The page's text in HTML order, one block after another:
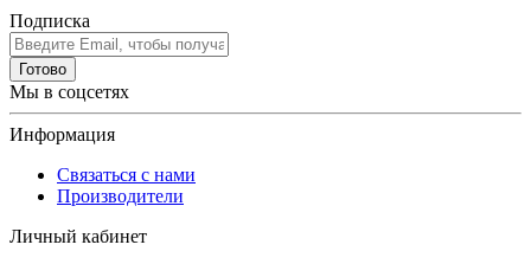
Подписка
Готово
Мы в соцсетях
Информация
Связаться с нами
Производители
Личный кабинет